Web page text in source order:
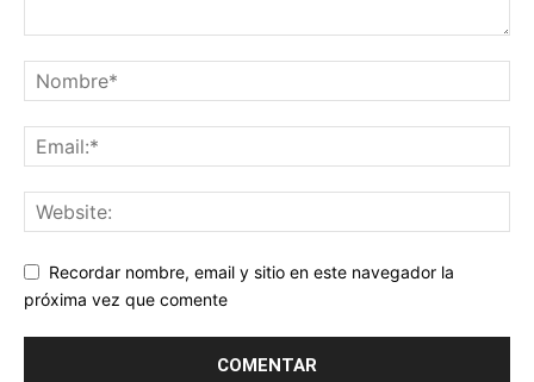
Recordar nombre, email y sitio en este navegador la
próxima vez que comente